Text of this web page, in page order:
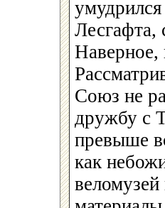
Лесгафта,
Наверное,
Союз не
дружбу с
превыше
как